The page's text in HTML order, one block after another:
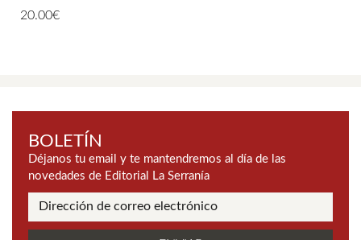
20.00€
BOLETÍN
Déjanos tu email y te mantendremos al día de las
novedades de Editorial La Serranía